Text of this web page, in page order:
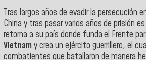
Tras largos años de evadir la persecución
China y tras pasar varios años de prisión
retorna a su país donde funda el Frente
Vietnam y crea un ejército guerrillero, el
combatientes que batallaron de manera